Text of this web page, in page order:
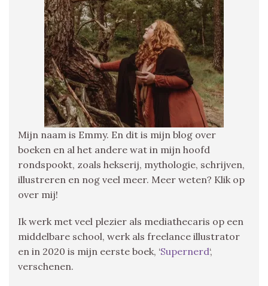
Mijn naam is Emmy. En dit is mijn blog over
boeken en al het andere wat in mijn hoofd
rondspookt, zoals hekserij, mythologie, schrijven,
illustreren en nog veel meer. Meer weten? Klik op
over mij!
Ik werk met veel plezier als mediathecaris op een
middelbare school, werk als freelance illustrator
en in 2020 is mijn eerste boek, ‘Supernerd‘,
verschenen.